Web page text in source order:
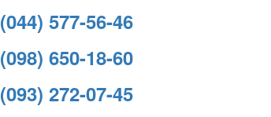
(044) 577-56-46
(098) 650-18-60
(093) 272-07-45